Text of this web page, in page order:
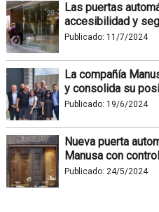
Las puertas
accesibilidad y
Publicado: 11/7/2024
La compañía
y consolida su
Publicado: 19/6/2024
Nueva puerta
Manusa con
Publicado: 24/5/2024